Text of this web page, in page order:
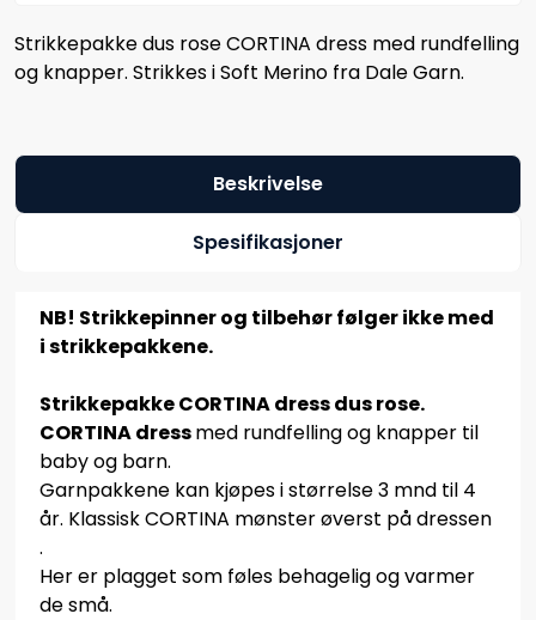
Strikkepakke dus rose CORTINA dress med rundfelling
og knapper. Strikkes i Soft Merino fra Dale Garn.
Beskrivelse
Spesifikasjoner
NB! Strikkepinner og tilbehør følger ikke med
i strikkepakkene.
Strikkepakke CORTINA dress dus rose.
CORTINA dressmed rundfelling og knapper til
baby og barn.
Garnpakkene kan kjøpes i størrelse 3 mnd til 4
år. Klassisk CORTINA mønster øverst på dressen
.
Her er plagget som føles behagelig og varmer
de små.